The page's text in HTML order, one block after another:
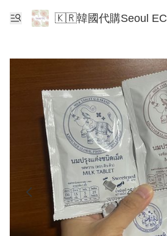
🇰🇷韓國代購Seoul EC